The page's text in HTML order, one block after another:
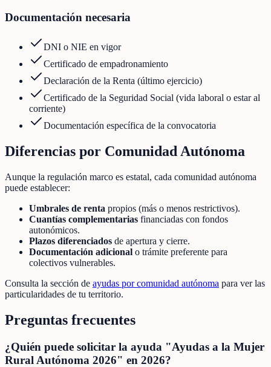
Documentación necesaria
DNI o NIE en vigor
Certificado de empadronamiento
Declaración de la Renta (último ejercicio)
Certificado de la Seguridad Social (vida laboral o estar al
corriente)
Documentación específica de la convocatoria
Diferencias por Comunidad Autónoma
Aunque la regulación marco es estatal, cada comunidad autónoma
puede establecer:
Umbrales de renta propios (más o menos restrictivos).
Cuantías complementarias financiadas con fondos
autonómicos.
Plazos diferenciados de apertura y cierre.
Documentación adicional o trámite preferente para
colectivos vulnerables.
Consulta la sección de ayudas por comunidad autónoma para ver las
particularidades de tu territorio.
Preguntas frecuentes
¿Quién puede solicitar la ayuda "Ayudas a la Mujer
Rural Autónoma 2026" en 2026?